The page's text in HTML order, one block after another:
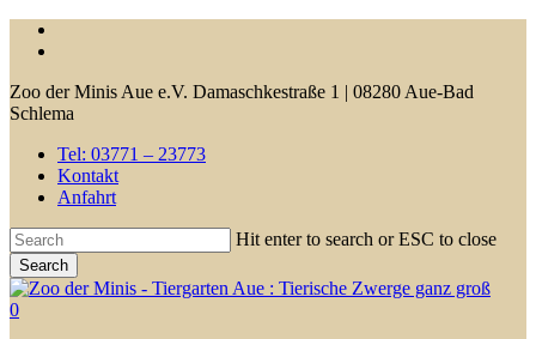
Skip
content
Zoo der Minis Aue e.V. Damaschkestraße 1 | 08280 Aue-Bad
Schlema
Tel: 03771 – 23773
Kontakt
Anfahrt
Hit enter to search or ESC to close
Search
Close
Search
0